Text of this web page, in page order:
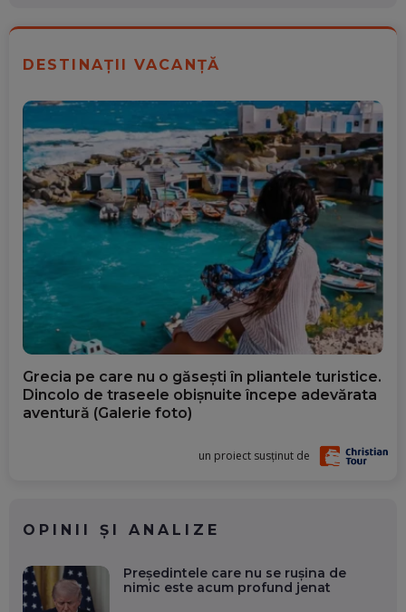
DESTINAȚII VACANȚĂ
Grecia pe care nu o găsești în pliantele turistice.
Dincolo de traseele obișnuite începe adevărata
aventură (Galerie foto)
un proiect susținut de
OPINII ȘI ANALIZE
Președintele care nu se rușina de
nimic este acum profund jenat